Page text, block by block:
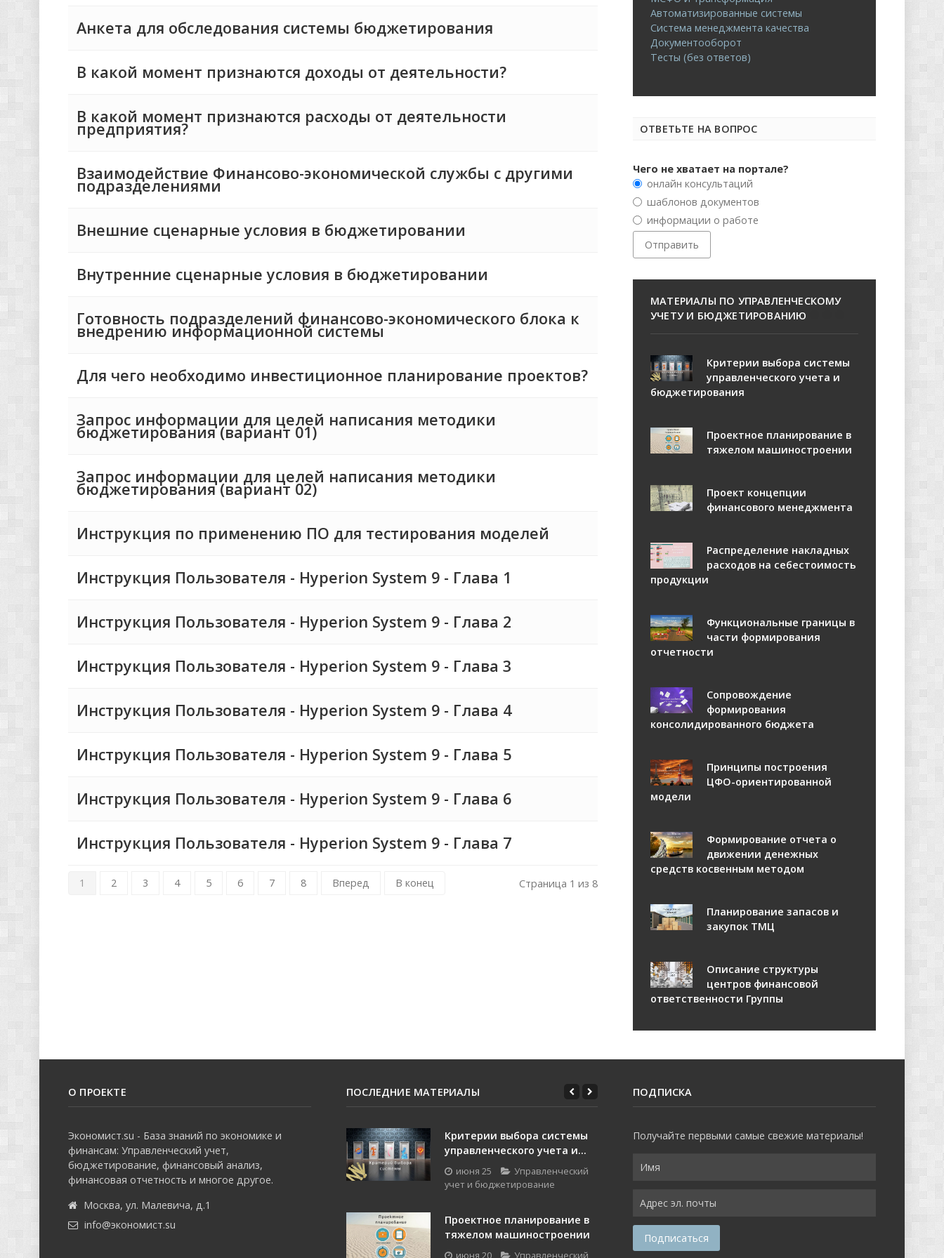
Анкета для обследования системы бюджетирования
В какой момент признаются доходы от деятельности?
В какой момент признаются расходы от деятельности
предприятия?
Взаимодействие Финансово-экономической службы с другими
подразделениями
Внешние сценарные условия в бюджетировании
Внутренние сценарные условия в бюджетировании
Готовность подразделений финансово-экономического блока к
внедрению информационной системы
Для чего необходимо инвестиционное планирование проектов?
Запрос информации для целей написания методики
бюджетирования (вариант 01)
Запрос информации для целей написания методики
бюджетирования (вариант 02)
Инструкция по применению ПО для тестирования моделей
Инструкция Пользователя - Hyperion System 9 - Глава 1
Инструкция Пользователя - Hyperion System 9 - Глава 2
Инструкция Пользователя - Hyperion System 9 - Глава 3
Инструкция Пользователя - Hyperion System 9 - Глава 4
Инструкция Пользователя - Hyperion System 9 - Глава 5
Инструкция Пользователя - Hyperion System 9 - Глава 6
Инструкция Пользователя - Hyperion System 9 - Глава 7
Страница 1 из 8
1 2 3 4 5 6 7 8 Вперед В конец
Автоматизированные системы
Система менеджмента качества
Документооборот
Тесты (без ответов)
ОТВЕТЬТЕ НА ВОПРОС
Чего не хватает на портале?
онлайн консультаций
шаблонов документов
информации о работе
МАТЕРИАЛЫ ПО УПРАВЛЕНЧЕСКОМУ
УЧЕТУ И БЮДЖЕТИРОВАНИЮ
Критерии выбора системы
управленческого учета и
бюджетирования
Проектное планирование в
тяжелом машиностроении
Проект концепции
финансового менеджмента
Распределение накладных
расходов на себестоимость
продукции
Функциональные границы в
части формирования
отчетности
Сопровождение
формирования
консолидированного бюджета
Принципы построения
ЦФО-ориентированной
модели
Формирование отчета о
движении денежных
средств косвенным методом
Планирование запасов и
закупок ТМЦ
Описание структуры
центров финансовой
ответственности Группы
О ПРОЕКТЕ
Экономист.su - База знаний по экономике и
финансам: Управленческий учет,
бюджетирование, финансовый анализ,
финансовая отчетность и многое другое.
Москва, ул. Малевича, д.1
info@экономист.su
ПОСЛЕДНИЕ МАТЕРИАЛЫ
Критерии выбора системы
управленческого учета и...
июня 25
Управленческий
учет и бюджетирование
Проектное планирование в
тяжелом машиностроении
ПОДПИСКА
Получайте первыми самые свежие материалы!